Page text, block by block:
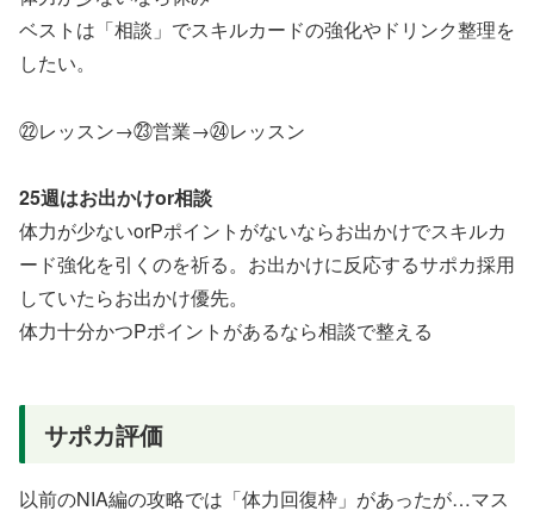
ベストは「相談」でスキルカードの強化やドリンク整理を
したい。
㉒レッスン→㉓営業→㉔レッスン
25週はお出かけor相談
体力が少ないorPポイントがないならお出かけでスキルカ
ード強化を引くのを祈る。お出かけに反応するサポカ採用
していたらお出かけ優先。
体力十分かつPポイントがあるなら相談で整える
サポカ評価
以前のNIA編の攻略では「体力回復枠」があったが…マス